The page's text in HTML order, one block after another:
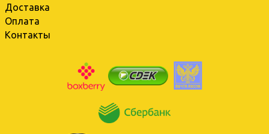
Доставка
Оплата
Контакты